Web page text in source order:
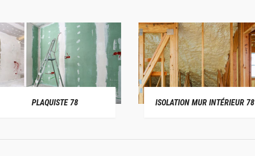
PLAQUISTE 78 ISOLATION MUR INTÉRIEUR 78